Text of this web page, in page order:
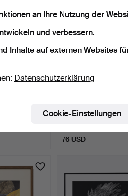
HINDUISTISCHEN
GANESHA.
1 Tag
76 USD
an Ihre Nutzung der
und verbessern.
Inhalte auf externen Websites
Datenschutzerklärung
Cookie-Einstellungen